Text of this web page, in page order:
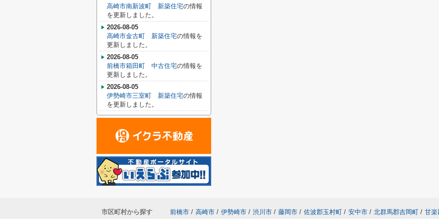
高崎市南新波町 新築住宅の情報
を更新しました。
2026-08-05
高崎市金古町 新築住宅の情報を
更新しました。
2026-08-05
前橋市箱田町 中古住宅の情報を
更新しました。
2026-08-05
伊勢崎市三室町 新築住宅の情報
を更新しました。
市区町村から探す 前橋市 / 高崎市 / 伊勢崎市 / 渋川市 / 藤岡市 / 佐波郡玉村町 / 安中市 / 北群馬郡吉岡町 / 甘楽